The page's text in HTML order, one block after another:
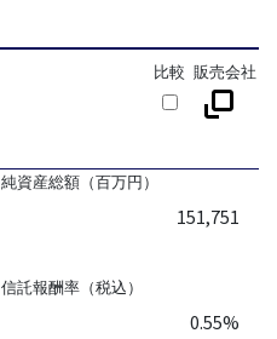
比較 販売会社
純資産総額（百万円）
151,751
信託報酬率（税込）
0.55%